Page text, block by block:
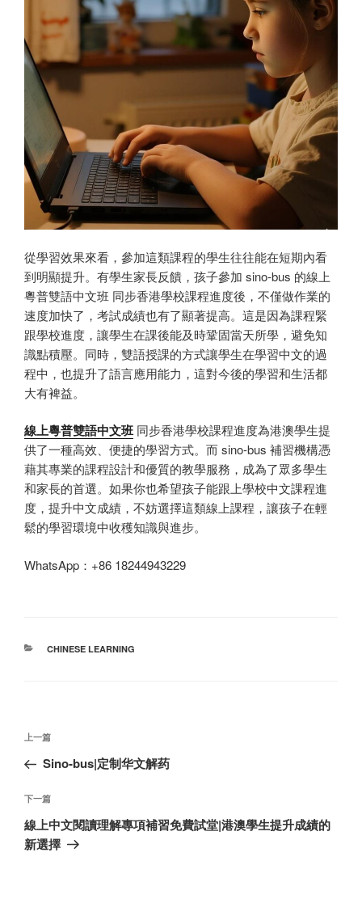
從學習效果來看，參加這類課程的學生往往能在短期內看
到明顯提升。有學生家長反饋，孩子參加 sino-bus 的線上
粵普雙語中文班 同步香港學校課程進度後，不僅做作業的
速度加快了，考試成績也有了顯著提高。這是因為課程緊
跟學校進度，讓學生在課後能及時鞏固當天所學，避免知
識點積壓。同時，雙語授課的方式讓學生在學習中文的過
程中，也提升了語言應用能力，這對今後的學習和生活都
大有裨益。
線上粵普雙語中文班 同步香港學校課程進度為港澳學生提
供了一種高效、便捷的學習方式。而 sino-bus 補習機構憑
藉其專業的課程設計和優質的教學服務，成為了眾多學生
和家長的首選。如果你也希望孩子能跟上學校中文課程進
度，提升中文成績，不妨選擇這類線上課程，讓孩子在輕
鬆的學習環境中收穫知識與進步。
WhatsApp：+86 18244943229
分
CHINESE LEARNING
文
导
航
上
一
文
章
上一篇
Sino-bus|定制华文解药
下
一
篇
下一篇
線上中文閱讀理解專項補習免費試堂|港澳學生提升成績的
新選擇